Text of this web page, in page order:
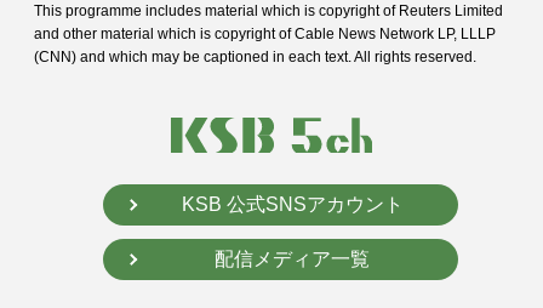
This programme includes material which is copyright of Reuters Limited
and other material which is copyright of Cable News Network LP, LLLP
(CNN) and which may be captioned in each text. All rights reserved.
KSB 公式SNSアカウント
配信メディア一覧